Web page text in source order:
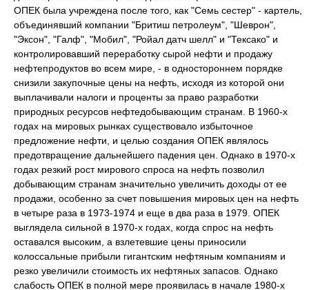
ОПЕК была учреждена после того, как "Семь сестер" - картель,
объединявший компании "Бритиш петролеум", "Шеврон",
"Эксон", "Галф", "Мобил", "Ройал датч шелл" и "Тексако" и
контролировавший переработку сырой нефти и продажу
нефтепродуктов во всем мире, - в одностороннем порядке
снизили закупочные цены на нефть, исходя из которой они
выплачивали налоги и проценты за право разработки
природных ресурсов нефтедобывающим странам. В 1960-х
годах на мировых рынках существовало избыточное
предложение нефти, и целью создания ОПЕК являлось
предотвращение дальнейшего падения цен. Однако в 1970-х
годах резкий рост мирового спроса на нефть позволил
добывающим странам значительно увеличить доходы от ее
продажи, особенно за счет повышения мировых цен на нефть
в четыре раза в 1973-1974 и еще в два раза в 1979. ОПЕК
выглядела сильной в 1970-х годах, когда спрос на нефть
оставался высоким, а взлетевшие цены приносили
колоссальные прибыли гигантским нефтяным компаниям и
резко увеличили стоимость их нефтяных запасов. Однако
слабость ОПЕК в полной мере проявилась в начале 1980-х